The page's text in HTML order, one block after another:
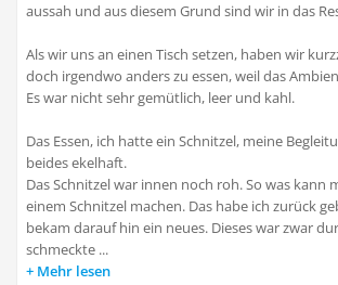
aussah und aus diesem Grund sind wir in das
Als wir uns an einen Tisch setzen, haben wir
doch irgendwo anders zu essen, weil das
Es war nicht sehr gemütlich, leer und kahl.
Das Essen, ich hatte ein Schnitzel, meine
beides ekelhaft.
Das Schnitzel war innen noch roh. So was kann
einem Schnitzel machen. Das habe ich zurück
bekam darauf hin ein neues. Dieses war zwar
schmeckte ...
Mehr lesen